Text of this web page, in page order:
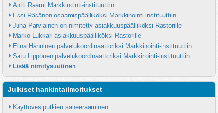
Antti Raami Markkinointi-instituuttiin
Essi Räsänen osaamispäälliköksi Markkinointi-instituuttiin
Juha Parviainen on nimitetty asiakkuuspäälliköksi Rastorille
Marko Lukkari asiakkuuspäälliköksi Rastorille
Elina Hänninen palvelukoordinaattoriksi Markkinointi-instituuttiin
Satu Lipponen palvelukoordinaattoriksi Markkinointi-instituuttiin
Lisää nimitysuutinen
Julkiset hankintailmoitukset
Käyttövesiputkien saneeraaminen